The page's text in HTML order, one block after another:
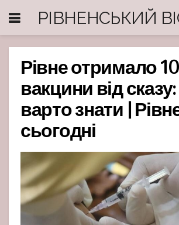
РІВНЕНСЬКИЙ
Рівне отримало
вакцини від
варто знати |
сьогодні